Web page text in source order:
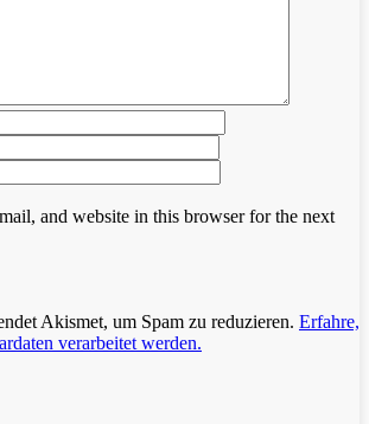
and website in this browser for the next
Akismet, um Spam zu reduzieren. Erfahre,
verarbeitet werden.